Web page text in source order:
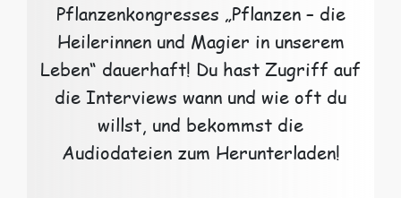
Pflanzenkongresses „Pflanzen – die
Heilerinnen und Magier in unserem
Leben“ dauerhaft! Du hast Zugriff auf
die Interviews wann und wie oft du
willst, und bekommst die
Audiodateien zum Herunterladen!